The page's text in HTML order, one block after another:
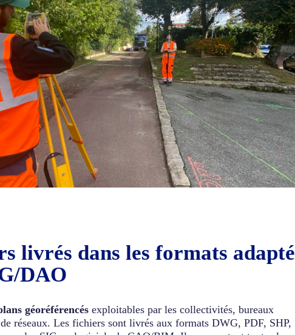
livrés dans les formats
DAO
géoréférencésexploitables par les collectivités, bureaux
réseaux. Les fichiers sont livrés aux formats DWG, PDF, SHP,